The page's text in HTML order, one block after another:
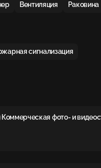
Вентиляция Раковина
сигнализация
Коммерческая фото- и